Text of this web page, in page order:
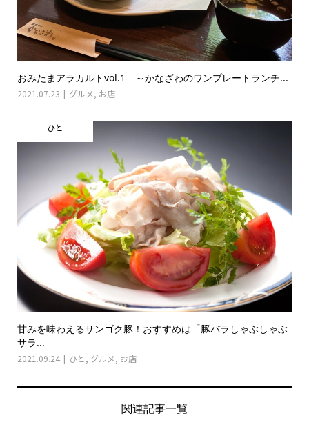
おみたまアラカルトvol.1 ～かなざわのワンプレートランチ...
2021.07.23 グルメ, お店
ひと
甘みを味わえるサンゴク豚！おすすめは「豚バラしゃぶしゃぶ
サラ...
2021.09.24 ひと , グルメ, お店
関連記事一覧